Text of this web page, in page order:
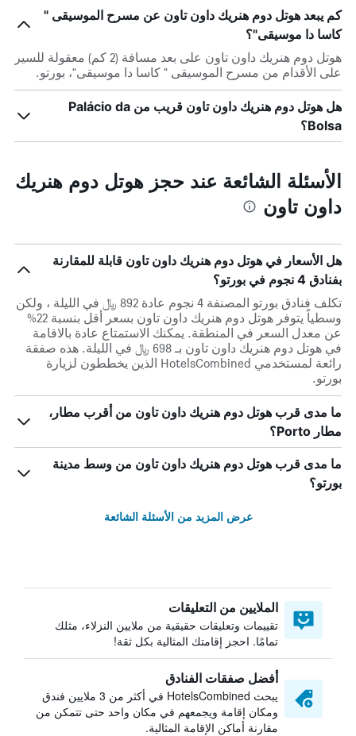
كم يبعد هوتل دوم هنريك داون تاون عن مسرح الموسيقى "
كاسا دا موسيقى"؟
هوتل دوم هنريك داون تاون على بعد مسافة (2 كم) معقولة للسير
على الأقدام من مسرح الموسيقى " كاسا دا موسيقى"، بورتو.
هل هوتل دوم هنريك داون تاون قريب من Palácio da
Bolsa؟
الأسئلة الشائعة عند حجز هوتل دوم هنريك
داون تاون
هل الأسعار في هوتل دوم هنريك داون تاون قابلة للمقارنة
بفنادق 4 نجوم في بورتو؟
تكلف فنادق بورتو المصنفة 4 نجوم عادة 892 ﷼ في الليلة ، ولكن
وسطياً يتوفر هوتل دوم هنريك داون تاون بسعر أقل بنسبة 22%
عن معدل السعر في المنطقة. يمكنك الاستمتاع عادة بالاقامة
في هوتل دوم هنريك داون تاون بـ 698 ﷼ في الليلة. هذه صفقة
رائعة لمستخدمي HotelsCombined الذين يخططون لزيارة
بورتو.
ما مدى قرب هوتل دوم هنريك داون تاون من أقرب مطار،
مطار Porto؟
ما مدى قرب هوتل دوم هنريك داون تاون من وسط مدينة
بورتو؟
عرض المزيد من الأسئلة الشائعة
الملايين من التعليقات
تقييمات وتعليقات حقيقية من ملايين النزلاء، مثلك
تمامًا. احجز إقامتك المثالية بكل ثقة!
أفضل صفقات الفنادق
يبحث HotelsCombined في أكثر من 3 ملايين فندق
ومكان إقامة ويجمعهم في مكان واحد حتى تتمكن من
مقارنة أماكن الإقامة المثالية.